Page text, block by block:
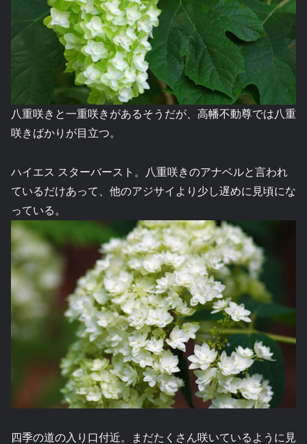
八重咲きと一重咲きがあるそうだが、高幡不動尊では八重
咲きばかりが目立つ。
ハイエス スターバースト。八重咲きのアナベルと言われ
ているだけあって、他のアジサイより少し遅めに見頃にな
っている。
四季の道の入り口付近。まだたくさん咲いているように見